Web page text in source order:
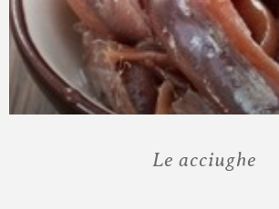
Le acciughe